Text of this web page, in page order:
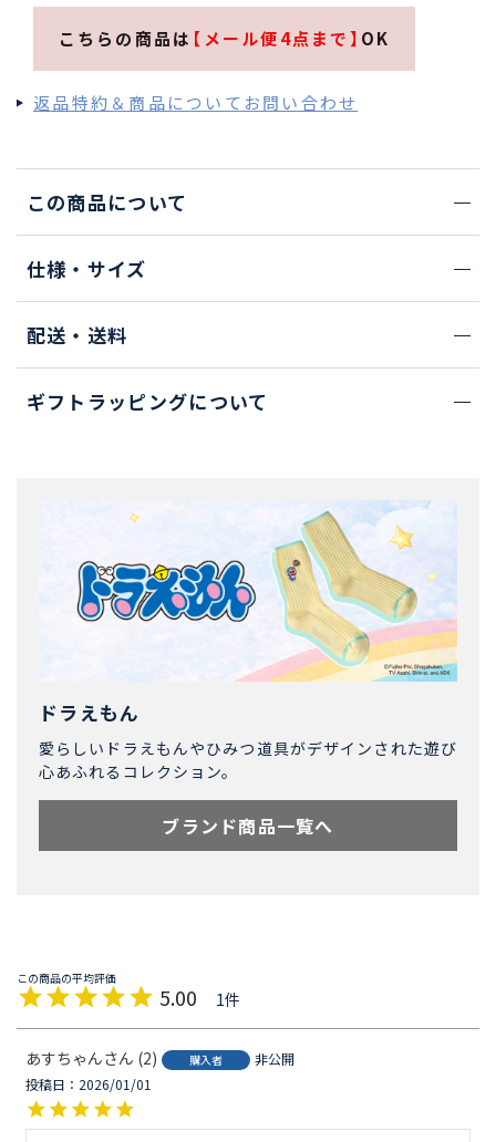
こちらの商品は 【メール便4点まで】 OK
返品特約＆商品についてお問い合わせ
この商品について
仕様・サイズ
配送・送料
ギフトラッピングについて
ドラえもん
愛らしいドラえもんやひみつ道具がデザインされた遊び
心あふれるコレクション。
ブランド商品一覧へ
5.00 1
あすちゃん 2 購入者
非公開
投稿日
2026/01/01